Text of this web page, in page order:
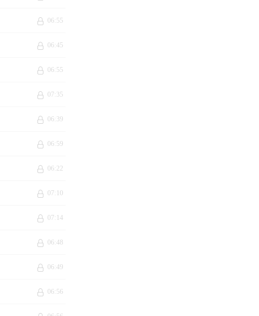
06:55
06:45
06:55
07:35
06:39
06:59
06:22
07:10
07:14
06:48
06:49
06:56